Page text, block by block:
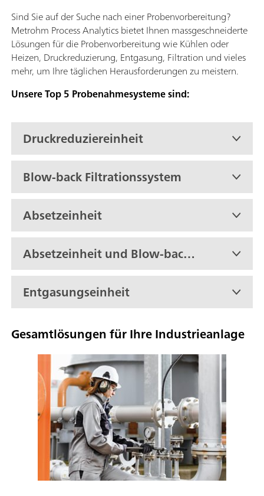
Sind Sie auf der Suche nach einer Probenvorbereitung?
Metrohm Process Analytics bietet Ihnen massgeschneiderte
Lösungen für die Probenvorbereitung wie Kühlen oder
Heizen, Druckreduzierung, Entgasung, Filtration und vieles
mehr, um Ihre täglichen Herausforderungen zu meistern.
Unsere Top 5 Probenahmesysteme sind:
Druckreduziereinheit
Blow-back Filtrationssystem
Absetzeinheit
Absetzeinheit und Blow-back
Filter
Entgasungseinheit
Gesamtlösungen für Ihre Industrieanlage